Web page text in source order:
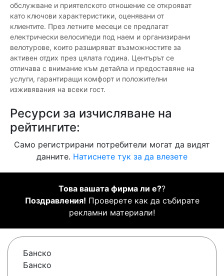
обслужване и приятелското отношение се открояват
като ключови характеристики, оценявани от
клиентите. През летните месеци се предлагат
електрически велосипеди под наем и организирани
велотурове, които разширяват възможностите за
активен отдих през цялата година. Центърът се
отличава с внимание към детайла и предоставяне на
услуги, гарантиращи комфорт и положителни
изживявания на всеки гост.
Ресурси за изчисляване на
рейтингите:
Само регистрирани потребители могат да видят
данните. Натиснете тук за да влезете
Това вашата фирма ли е??
Поздравления! Проверете как да събирате
рекламни материали!
Банско
Банско